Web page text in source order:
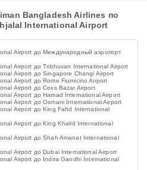
Bangladesh Airlines по
International Airport
Airport до Международный аэропорт
Airport до Tribhuvan International Airport
Airport до Singapore Changi Airport
Airport до Rome Fiumicino Airport
Airport до Coxs Bazar Airport
Airport до Hamad International Airport
Airport до Osmani International Airport
Airport до King Fahd International
Airport до King Khalid International
Airport до Shah Amanat International
Airport до Dubai International Airport
Airport до Indira Gandhi International